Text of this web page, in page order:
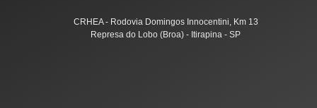
CRHEA - Rodovia Domingos Innocentini, Km 13
Represa do Lobo (Broa) - Itirapina - SP